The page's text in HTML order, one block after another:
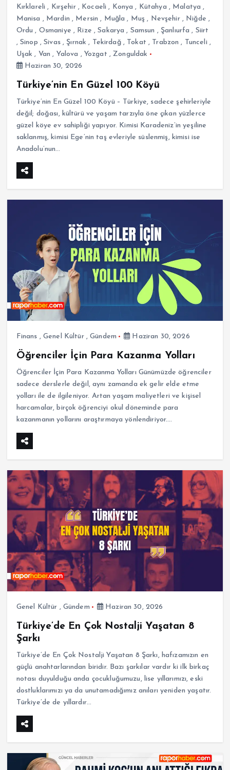
Kırklareli , Kırşehir, Kocaeli , Konya , Kütahya , Malatya ,
Manisa , Mardin , Mersin , Muğla , Muş , Nevşehir, Niğde ,
Ordu , Osmaniye , Rize ,Sakarya , Samsun , Şanlıurfa , Siirt
, Sinop ,Sivas, Şırnak , Tekirdağ, Tokat , Trabzon , Tunceli ,
Uşak , Van , Yalova , Yozgat ,Zonguldak
Haziran 30, 2026
Türkiye’nin En Güzel 100 Köyü
Türkiye’nin En Güzel 100 Köyü – Türkiye, sadece şehirleriyle
değil; doğası, kültürü ve yaşam tarzıyla öne çıkan yüzlerce
güzel köye ev sahipliği yapıyor. Kimisi Karadeniz’in yeşiline
saklanmış, kimisi Ege’nin taş evleriyle süslenmiş, kimisi ise
Anadolu’nun…
Finans , Genel Kültür,Gündem Haziran 30, 2026
Öğrenciler İçin Para Kazanma Yolları
Öğrenciler İçin Para Kazanma Yolları Günümüzde öğrenciler
sadece derslerle değil, aynı zamanda ek gelir elde etme
yolları ile de ilgileniyor. Artan yaşam maliyetleri ve kişisel
harcamalar, birçok öğrenciyi okul döneminde para
kazanmanın yollarını araştırmaya yönlendiriyor.…
Genel Kültür , Gündem Haziran 30, 2026
Türkiye’de En Çok Nostalji Yaşatan 8
Şarkı
Türkiye’de En Çok Nostalji Yaşatan 8 Şarkı, hafızamızın en
güçlü anahtarlarından biridir. Bazı şarkılar vardır ki ilk birkaç
notası duyulduğu anda çocukluğumuzu, lise yıllarımızı, eski
dostluklarımızı ya da unutamadığımız anıları yeniden yaşatır.
Türkiye’de de yıllardır…